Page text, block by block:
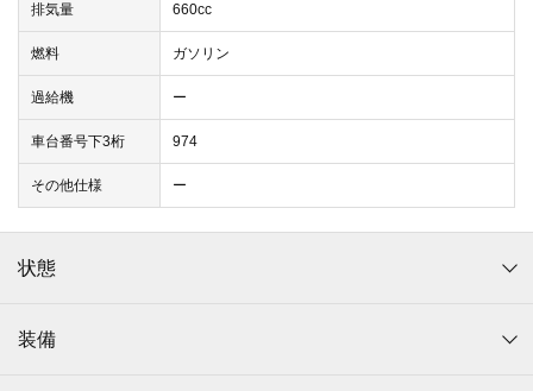
排気量 660cc
燃料 ガソリン
過給機 ー
車台番号下3桁 974
その他仕様 ー
状態
装備